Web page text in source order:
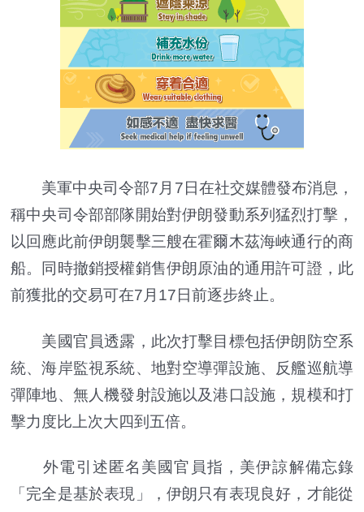
美軍中央司令部7月7日在社交媒體發布消息，
稱中央司令部部隊開始對伊朗發動系列猛烈打擊，
以回應此前伊朗襲擊三艘在霍爾木茲海峽通行的商
船。同時撤銷授權銷售伊朗原油的通用許可證，此
前獲批的交易可在7月17日前逐步終止。
美國官員透露，此次打擊目標包括伊朗防空系
統、海岸監視系統、地對空導彈設施、反艦巡航導
彈陣地、無人機發射設施以及港口設施，規模和打
擊力度比上次大四到五倍。
外電引述匿名美國官員指，美伊諒解備忘錄
「完全是基於表現」，伊朗只有表現良好，才能從